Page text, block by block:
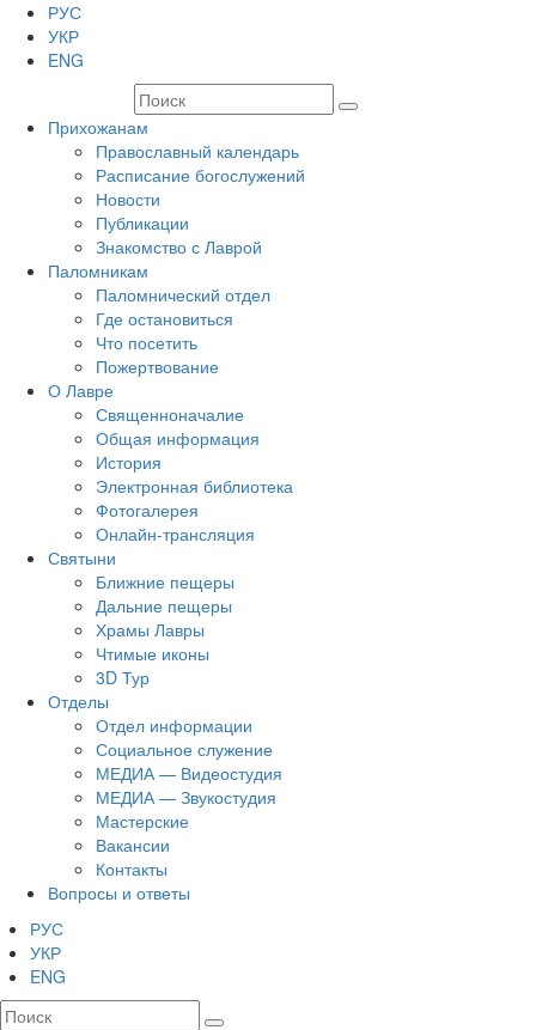
РУС
УКР
ENG
Прихожанам
Православный календарь
Расписание богослужений
Новости
Публикации
Знакомство с Лаврой
Паломникам
Паломнический отдел
Где остановиться
Что посетить
Пожертвование
О Лавре
Священноначалие
Общая информация
История
Электронная библиотека
Фотогалерея
Онлайн-трансляция
Святыни
Ближние пещеры
Дальние пещеры
Храмы Лавры
Чтимые иконы
3D Тур
Отделы
Отдел информации
Социальное служение
МЕДИА — Видеостудия
МЕДИА — Звукостудия
Мастерские
Вакансии
Контакты
Вопросы и ответы
РУС
УКР
ENG